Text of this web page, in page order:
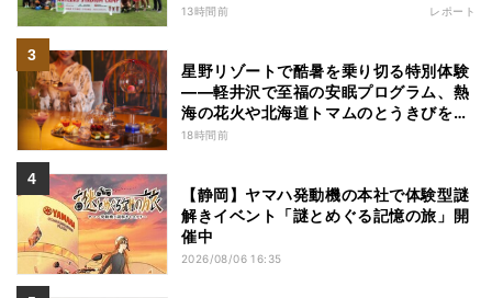
13時間前 レポート
星野リゾートで酷暑を乗り切る特別体験
——軽井沢で至福の安眠プログラム、熱
海の花火や北海道トマムのとうきびを主
役にしたアフタヌーンティー
18時間前
【静岡】ヤマハ発動機の本社で体験型謎
解きイベント「謎とめぐる記憶の旅」開
催中
2026/08/06 16:35